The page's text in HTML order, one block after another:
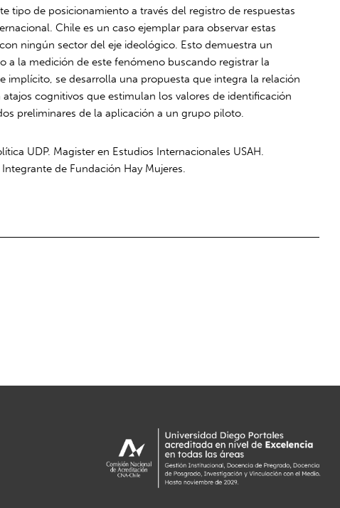
tipo de posicionamiento a través del registro de respuestas
Chile es un caso ejemplar para observar estas
ningún sector del eje ideológico. Esto demuestra un
a la medición de este fenómeno buscando registrar la
se desarrolla una propuesta que integra la relación
cognitivos que estimulan los valores de identificación
preliminares de la aplicación a un grupo piloto.
UDP. Magister en Estudios Internacionales USAH.
de Fundación Hay Mujeres.